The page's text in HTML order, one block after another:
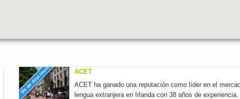
5% de descuento
ACET
ACET ha ganado una reputación como líder en el
lengua extranjera en Irlanda con 38 años de